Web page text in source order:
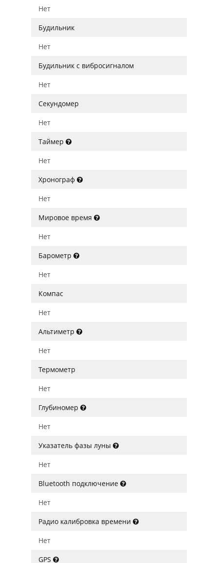
Нет
Будильник
Нет
Будильник с вибросигналом
Нет
Секундомер
Нет
Таймер
Нет
Хронограф
Нет
Мировое время
Нет
Барометр
Нет
Компас
Нет
Альтиметр
Нет
Термометр
Нет
Глубиномер
Нет
Указатель фазы луны
Нет
Bluetooth подключение
Нет
Радио калибровка времени
Нет
GPS